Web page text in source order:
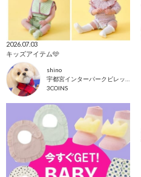
2026.07.03
キッズアイテム🩵
shino
宇都宮インターパークビレッジ店
3COINS